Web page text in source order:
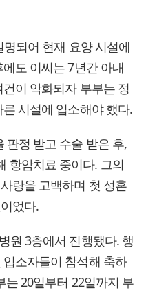
되어 현재 요양 시설에
도 이씨는 7년간 아내
이 악화되자 부부는 정
시설에 입소해야 했다.
판정 받고 수술 받은 후,
항암치료 중이다. 그의
랑을 고백하며 첫 성혼
었다.
원 3층에서 진행됐다. 행
소자들이 참석해 축하
는 20일부터 22일까지 부